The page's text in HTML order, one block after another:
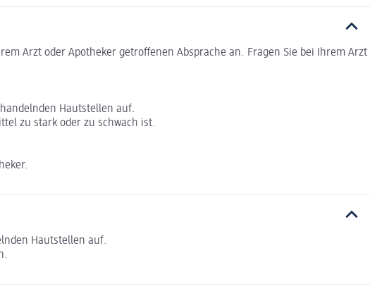
Arzt oder Apotheker getroffenen Absprache an. Fragen Sie bei Ihrem Arzt
Hautstellen auf.
zu stark oder zu schwach ist.
Hautstellen auf.